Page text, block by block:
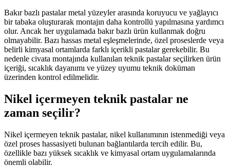
Bakır bazlı pastalar metal yüzeyler arasında koruyucu ve yağlayıcı
bir tabaka oluşturarak montajın daha kontrollü yapılmasına yardımcı
olur. Ancak her uygulamada bakır bazlı ürün kullanmak doğru
olmayabilir. Bazı hassas metal eşleşmelerinde, özel proseslerde veya
belirli kimyasal ortamlarda farklı içerikli pastalar gerekebilir. Bu
nedenle civata montajında kullanılan teknik pastalar seçilirken ürün
içeriği, sıcaklık dayanımı ve yüzey uyumu teknik doküman
üzerinden kontrol edilmelidir.
Nikel içermeyen teknik pastalar ne
zaman seçilir?
Nikel içermeyen teknik pastalar, nikel kullanımının istenmediği veya
özel proses hassasiyeti bulunan bağlantılarda tercih edilir. Bu,
özellikle bazı yüksek sıcaklık ve kimyasal ortam uygulamalarında
önemli olabilir.